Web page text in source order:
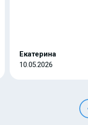
Екатерина
10.05.2026